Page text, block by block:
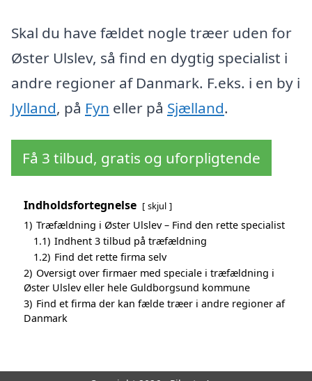
Skal du have fældet nogle træer uden for
Øster Ulslev, så find en dygtig specialist i
andre regioner af Danmark. F.eks. i en by i
Jylland, på Fyn eller på Sjælland.
Få 3 tilbud, gratis og uforpligtende
Indholdsfortegnelse skjul
1) Træfældning i Øster Ulslev – Find den rette specialist
1.1) Indhent 3 tilbud på træfældning
1.2) Find det rette firma selv
2) Oversigt over firmaer med speciale i træfældning i
Øster Ulslev eller hele Guldborgsund kommune
3) Find et firma der kan fælde træer i andre regioner af
Danmark